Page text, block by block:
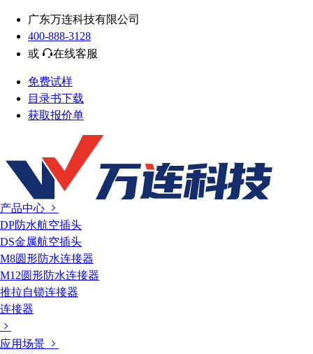
广东万连科技有限公司
400-888-3128
或
在线客服
免费试样
目录书下载
获取报价单
产品中心
DP防水航空插头
DS金属航空插头
M8圆形防水连接器
M12圆形防水连接器
推拉自锁连接器
连接器
应用场景